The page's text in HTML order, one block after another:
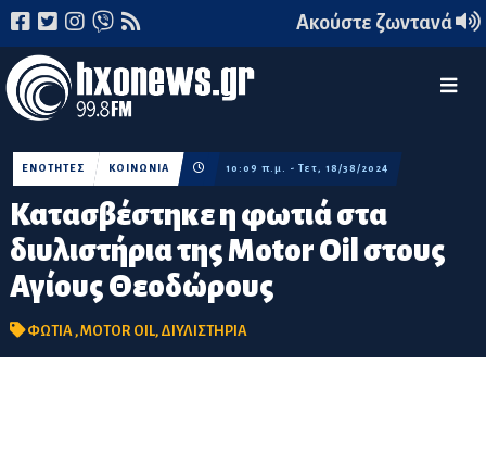
Ακούστε ζωντανά
Κατασβέστηκε η φωτιά στα
διυλιστήρια της Motor Oil στους
Αγίους Θεοδώρους
ΕΝΟΤΗΤΕΣ ΚΟΙΝΩΝΙΑ 10:09 π.μ. - Τετ, 18/38/2024
ΦΩΤΙΑ ,MOTOR OIL, ΔΙΥΛΙΣΤΗΡΙΑ